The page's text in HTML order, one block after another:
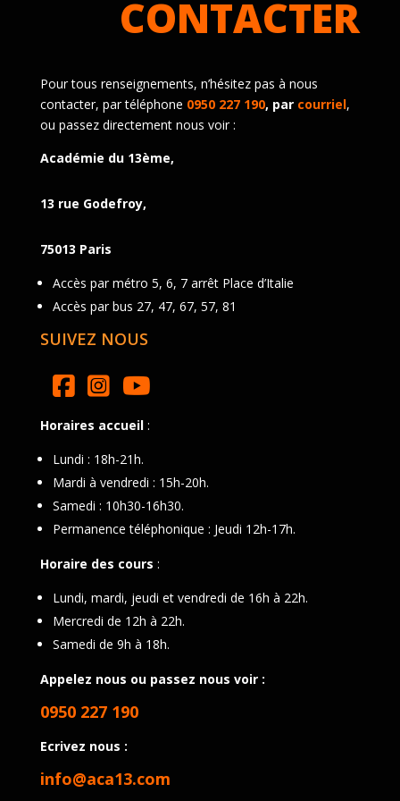
CONTACTER
Pour tous renseignements, n’hésitez pas à nous
contacter, par téléphone 0950 227 190, par courriel,
ou passez directement nous voir :
Académie du 13ème,
13 rue Godefroy,
75013 Paris
Accès par métro 5, 6, 7 arrêt Place d’Italie
Accès par bus 27, 47, 67, 57, 81
SUIVEZ NOUS
Horaires accueil:
Lundi : 18h-21h.
Mardi à vendredi : 15h-20h.
Samedi : 10h30-16h30.
Permanence téléphonique : Jeudi 12h-17h.
Horaire des cours :
Lundi, mardi, jeudi et vendredi de 16h à 22h.
Mercredi de 12h à 22h.
Samedi de 9h à 18h.
Appelez nous ou passez nous voir :
0950 227 190
Ecrivez nous :
info@aca13.com